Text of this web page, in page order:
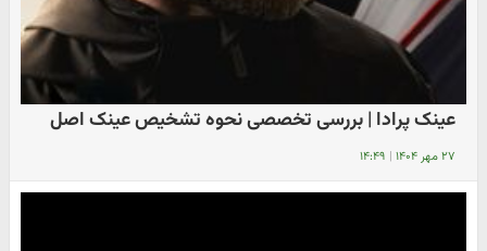
عینک پرادا | بررسی تخصصی نحوه تشخیص عینک اصل
۲۷ مهر ۱۴۰۴ | ۱۴:۴۹